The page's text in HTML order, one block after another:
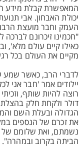
המאפשרת קבלת מידע
יכולת האבחון. אבי
העמק וחבר מועצת
"חכמינו זיכרונם
כאילו קיים עולם מלא',
מקיים את העולם בכל
לדברי הרב, כאשר שמע
יילודים אמר 'חבר אני
רוצה להיות שותף,
דולר ולקחת חלק
הגדולה ובעלת השם
את זכרם של הנספים
נשמתם, ואת שלומם של
הביתה בקרוב ובמהרה".